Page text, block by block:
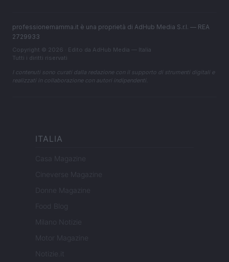
professionemamma.it è una proprietà di AdHub Media S.r.l. — REA
2729933
Copyright © 2026 · Edito da AdHub Media — Italia
Tutti i diritti riservati
I contenuti sono curati dalla redazione con il supporto di strumenti digitali e
realizzati in collaborazione con autori indipendenti.
ITALIA
Casa Magazine
Cineverse Magazine
Donne Magazine
Food Blog
Milano Notizie
Motor Magazine
Notizie.it